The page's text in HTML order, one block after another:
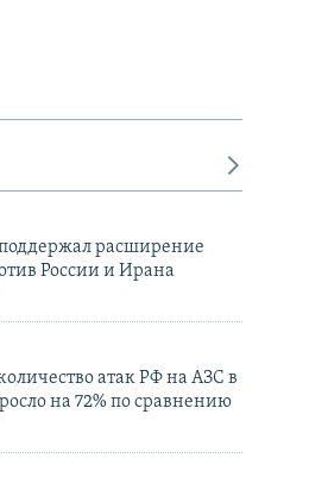
расширение
России и Ирана
атак РФ на АЗС в
на 72% по сравнению